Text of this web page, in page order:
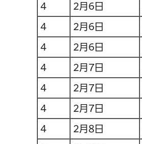
4 2月6日
4 2月6日
4 2月6日
4 2月7日
4 2月7日
4 2月7日
4 2月8日